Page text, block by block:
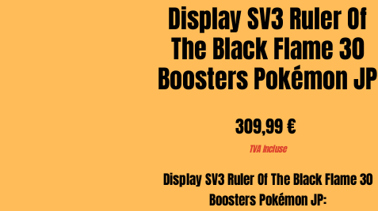
Display SV3 Ruler Of
The Black Flame 30
Boosters Pokémon JP
309,99 €Prix
TVA Incluse
Display SV3 Ruler Of The Black Flame 30
Boosters Pokémon JP: